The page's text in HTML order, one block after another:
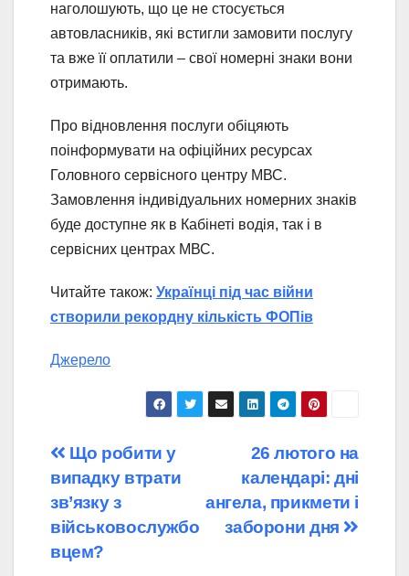
наголошують, що це не стосується
автовласників, які встигли замовити послугу
та вже її оплатили – свої номерні знаки вони
отримають.
Про відновлення послуги обіцяють
поінформувати на офіційних ресурсах
Головного сервісного центру МВС.
Замовлення індивідуальних номерних знаків
буде доступне як в Кабінеті водія, так і в
сервісних центрах МВС.
Читайте також: Українці під час війни
створили рекордну кількість ФОПів
Джерело
Навігація
записів
26 лютого на
календарі: дні
ангела, прикмети і
заборони дня
Що робити у
випадку втрати
зв’язку з
військовослужбо
вцем?